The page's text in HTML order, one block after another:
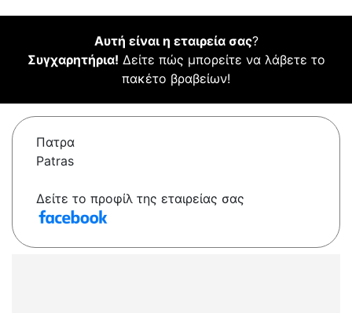
Αυτή είναι η εταιρεία σας?
Συγχαρητήρια! Δείτε πώς μπορείτε να λάβετε το
πακέτο βραβείων!
Πατρα
Patras
Δείτε το προφίλ της εταιρείας σας